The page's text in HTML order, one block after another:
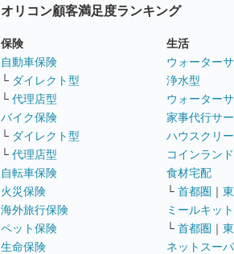
オリコン顧客満足度ランキング
保険
自動車保険
└ ダイレクト型
└ 代理店型
バイク保険
└ ダイレクト型
└ 代理店型
自転車保険
火災保険
海外旅行保険
ペット保険
生命保険
生活
ウォーター
浄水型
ウォーター
家事代行サ
ハウスクリ
コインラン
食材宅配
└ 首都圏 ｜
ミールキット
└ 首都圏 ｜
ネットスー